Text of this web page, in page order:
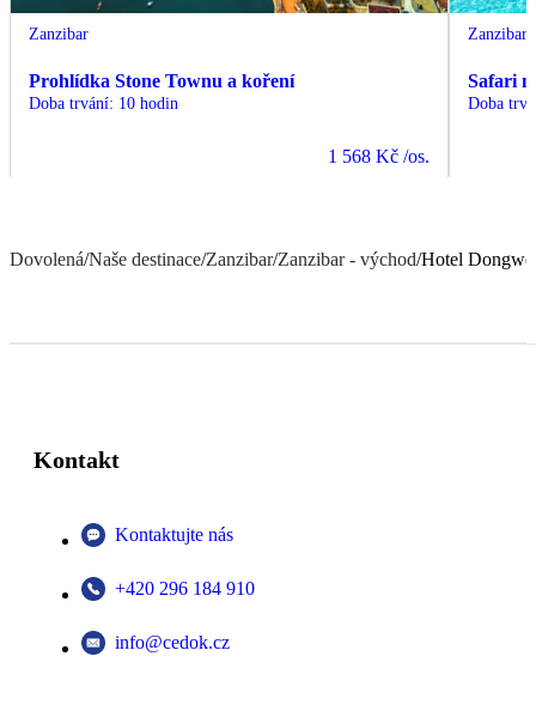
Zanzibar
Prohlídka Stone Townu a koření
Doba trvání: 10 hodin
1 568 Kč /os.
Zanzibar
Safari
Doba
Dovolená/Naše destinace/Zanzibar/Zanzibar - východ/Hotel
Kontakt
Kontaktujte nás
+420 296 184 910
info@cedok.cz